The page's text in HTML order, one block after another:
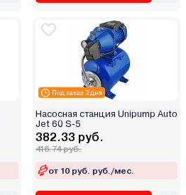
Под заказ 3 дня
Насосная станция Unipump Auto
Jet 60 S-5
382.33 руб.
416.74 руб.
от 10 руб. руб./мес.